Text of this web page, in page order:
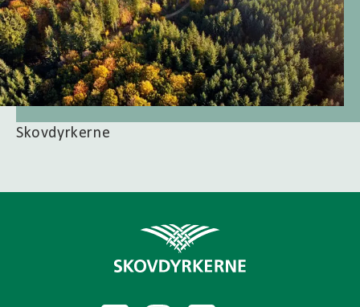
Skovdyrkerne